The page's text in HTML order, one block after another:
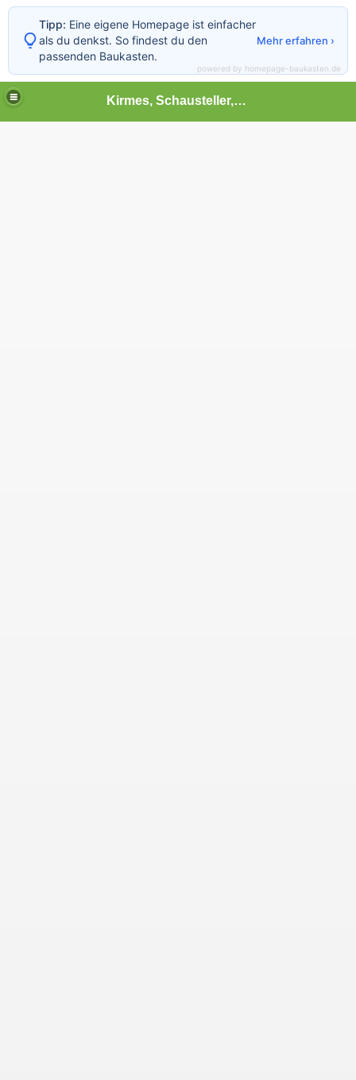
Kirmes, Schausteller,Volksfest,Chilbi,Rummel und vieles mehr
Tipp: Eine eigene Homepage ist einfacher
als du denkst. So findest du den
passenden Baukasten.
Mehr erfahren ›
powered by homepage-baukasten.de